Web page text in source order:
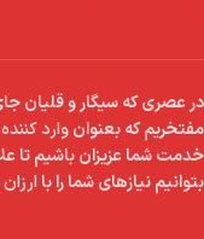
در عصری که سیگار و قلیان
مفتخریم که بعنوانوارد
خدمت شما عزیزان باشیم تا
بتوانیم نیازهای شما را با